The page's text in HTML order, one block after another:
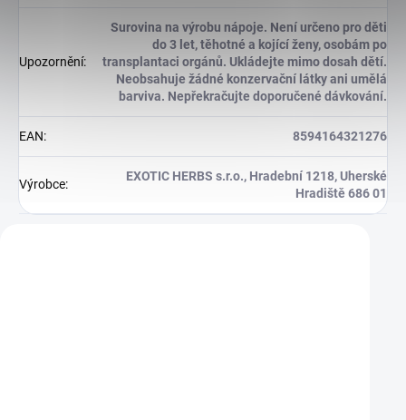
Upozornění:
Surovina na výrobu nápoje. Není určeno pro děti
do 3 let, těhotné a kojící ženy, osobám po
transplantaci orgánů. Ukládejte mimo dosah dětí.
Neobsahuje žádné konzervační látky ani umělá
barviva. Nepřekračujte doporučené dávkování.
EAN: 8594164321276
Výrobce:
EXOTIC HERBS s.r.o., Hradební 1218, Uherské
Hradiště 686 01